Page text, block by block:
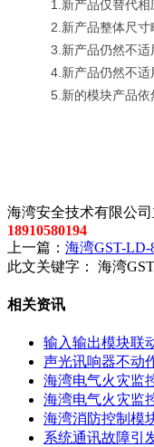
1.新产品仅替代相
2.新产品整体尺寸
3.新产品仍然不适用
4.新产品仍然不适用
5.新的模块产品依然
海湾安全技术有限公
18910580194
上一篇： 海湾GST-
此文关键字：
海湾
相关资讯
输入输出模块联
声光讯响器不动
海湾电气火灾监
海湾电气火灾监
海湾消防控制模
系统通讯故障引